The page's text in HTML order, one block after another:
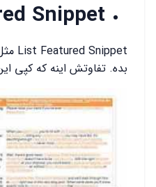
Snippet
بده. تفاوتش اینه که کپی